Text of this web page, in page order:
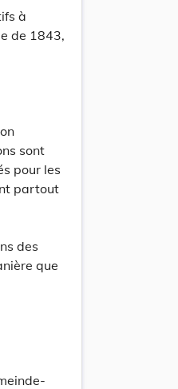
à
de 1843,
sont
pour les
partout
des
que